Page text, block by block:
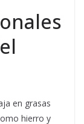
en grasas
hierro y